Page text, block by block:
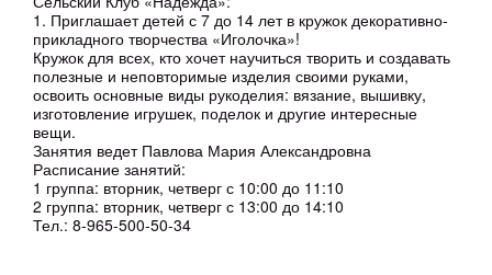
1. Приглашает детей с 7 до 14 лет в кружок декоративно-
прикладного творчества «Иголочка»!
Кружок для всех, кто хочет научиться творить и создавать
полезные и неповторимые изделия своими руками,
освоить основные виды рукоделия: вязание, вышивку,
изготовление игрушек, поделок и другие интересные
вещи.
Занятия ведет Павлова Мария Александровна
Расписание занятий:
1 группа: вторник, четверг с 10:00 до 11:10
2 группа: вторник, четверг с 13:00 до 14:10
Тел.: 8-965-500-50-34